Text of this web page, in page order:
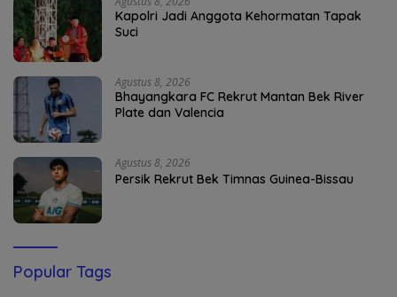
Kapolri Jadi Anggota Kehormatan Tapak
Suci
Agustus 8, 2026
Bhayangkara FC Rekrut Mantan Bek River
Plate dan Valencia
Agustus 8, 2026
Persik Rekrut Bek Timnas Guinea-Bissau
Popular Tags